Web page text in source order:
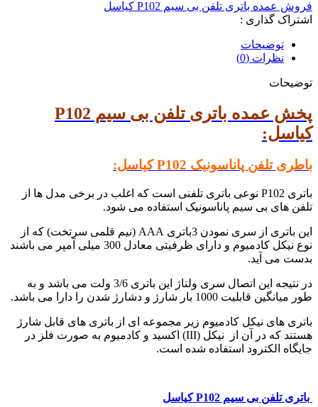
فروش عمده باتری تلفن بی سیم P102 کیاسل
اشتراک گذاری :
توضیحات
نظرات (0)
توضیحات
پخش عمده باتری تلفن بی سیم P102
کیاسل:
باطری تلفن پاناسونیک P102 کیاسل:
باتری P102 نوعی باتری تلفنی است که اغلب در برخی مدل ها از
تلفن های بی سیم پاناسونیک استفاده می شود.
این باتری از سری نمودن 3باتری AAA (نیم قلمی سرتخت) که از
نوع نیکل کادمیوم و دارای ظرفیتی معادل 300 میلی آمپر می باشند
بدست می آید.
در نتیجه این اتصال سری ولتاژ این باتری 3/6 ولت می باشد و به
طور میانگین قابلیت 1000 بار شارژ و دشارژ شدن را دارا می باشد.
باتری های نیکل کادمیوم زیر مجموعه ای از باتری های قابل شارژ
هستند که در آن از نیکل (III) اکسید و کادمیوم به صورت فلز در
جایگاه الکترود استفاده شده است.
باتری تلفن بی سیم P102 کیاسل